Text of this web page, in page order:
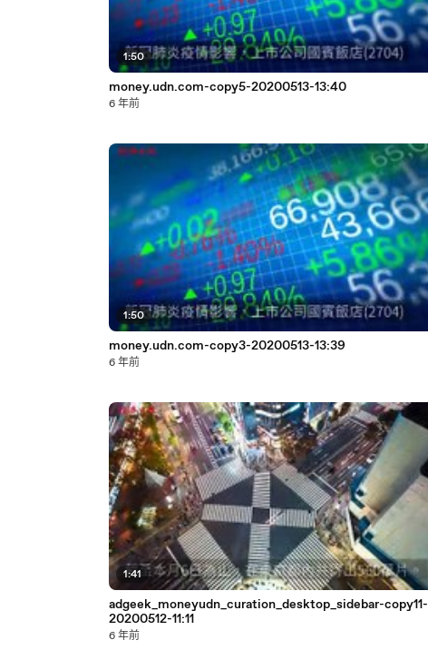
1:50
money.udn.com-copy5-20200513-13:40
6 年前
1:50
money.udn.com-copy3-20200513-13:39
6 年前
1:41
adgeek_moneyudn_curation_desktop_sidebar-copy11-
20200512-11:11
6 年前